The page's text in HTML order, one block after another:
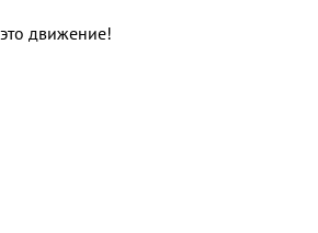
движение!